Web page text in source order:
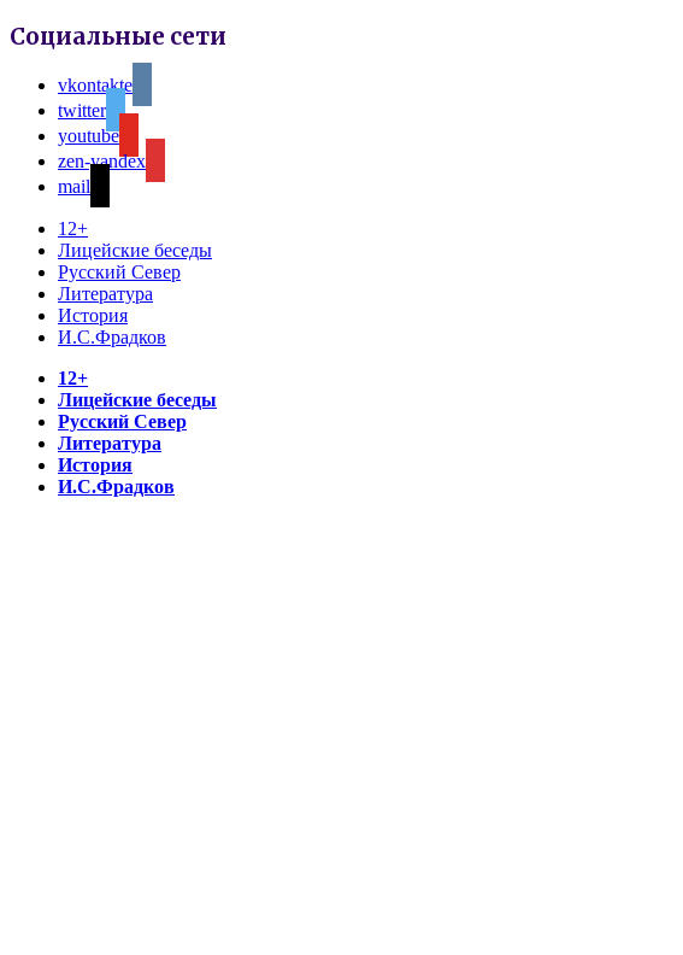
Социальные сети
vkontakte
twitter
youtube
zen-yandex
mail
12+
Лицейские беседы
Русский Север
Литература
История
И.С.Фрадков
12+
Лицейские беседы
Русский Север
Литература
История
И.С.Фрадков